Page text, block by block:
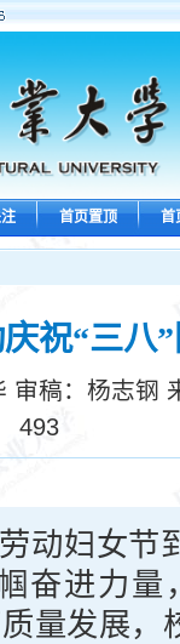
首页置顶 首
祝“三八
审稿：杨志钢
493
动妇女节
奋进力量
量发展，